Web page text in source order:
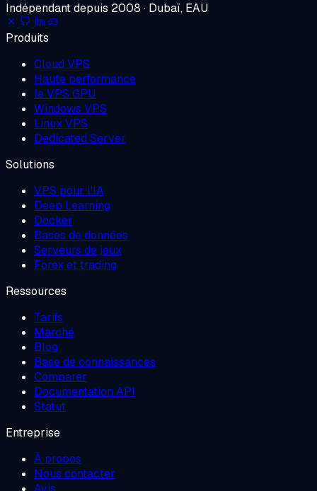
Indépendant depuis 2008 · Dubaï, EAU
Produits
Cloud VPS
Haute performance
le VPS GPU
Windows VPS
Linux VPS
Dedicated Server
Solutions
VPS pour l'IA
Deep Learning
Docker
Bases de données
Serveurs de jeux
Forex et trading
Ressources
Tarifs
Marché
Blog
Base de connaissances
Comparer
Documentation API
Statut
Entreprise
À propos
Nous contacter